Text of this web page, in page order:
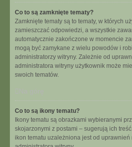
Co to są zamknięte tematy?
Zamknięte tematy są to tematy, w których
zamieszczać odpowiedzi, a wszystkie
automatycznie zakończone w momencie
mogą być zamykane z wielu powodów i
administratorzy witryny. Zależnie od
administratora witryny użytkownik może
swoich tematów.
Co to są ikony tematu?
Ikony tematu są obrazkami wybieranymi
skojarzonymi z postami – sugerują ich
ikon tematu uzależniona jest od uprawnień